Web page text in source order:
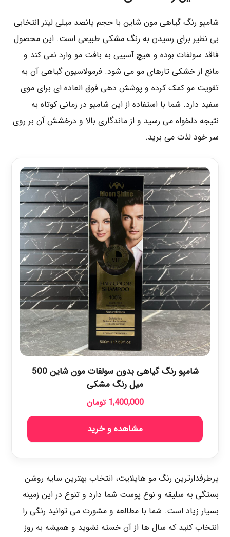
شامپو رنگ گیاهی مون شاین با حجم پانصد میلی لیتر انتخابی
بی نظیر برای رسیدن به رنگ مشکی طبیعی است. این محصول
فاقد سولفات بوده و هیچ آسیبی به بافت مو وارد نمی کند و
مانع از خشکی تارهای مو می شود. فرمولاسیون گیاهی آن به
تقویت مو کمک کرده و پوشش دهی فوق العاده ای برای موی
سفید دارد. شما با استفاده از این شامپو در زمانی کوتاه به
نتیجه دلخواه می رسید و از ماندگاری بالا و درخشش آن بر روی
سر خود لذت می برید.
شامپو رنگ گیاهی بدون سولفات مون شاین 500
میل رنگ مشکی
1,400,000 تومان
مشاهده و خرید
پرطرفدارترین رنگ مو هایلایت، انتخاب بهترین سایه روشن
بستگی به سلیقه و نوع پوست شما دارد و تنوع در این زمینه
بسیار زیاد است. شما با مطالعه و مشورت می توانید رنگی را
انتخاب کنید که سال ها از آن خسته نشوید و همیشه به روز